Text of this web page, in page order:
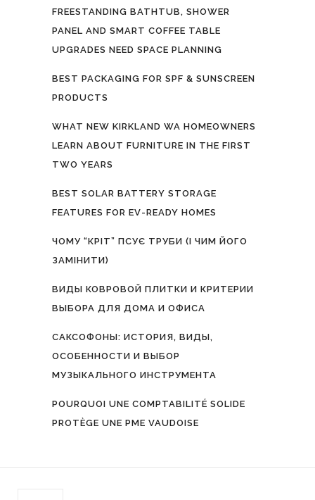
FREESTANDING BATHTUB, SHOWER
PANEL AND SMART COFFEE TABLE
UPGRADES NEED SPACE PLANNING
BEST PACKAGING FOR SPF & SUNSCREEN
PRODUCTS
WHAT NEW KIRKLAND WA HOMEOWNERS
LEARN ABOUT FURNITURE IN THE FIRST
TWO YEARS
BEST SOLAR BATTERY STORAGE
FEATURES FOR EV-READY HOMES
ЧОМУ “КРІТ” ПСУЄ ТРУБИ (І ЧИМ ЙОГО
ЗАМІНИТИ)
ВИДЫ КОВРОВОЙ ПЛИТКИ И КРИТЕРИИ
ВЫБОРА ДЛЯ ДОМА И ОФИСА
САКСОФОНЫ: ИСТОРИЯ, ВИДЫ,
ОСОБЕННОСТИ И ВЫБОР
МУЗЫКАЛЬНОГО ИНСТРУМЕНТА
POURQUOI UNE COMPTABILITÉ SOLIDE
PROTÈGE UNE PME VAUDOISE